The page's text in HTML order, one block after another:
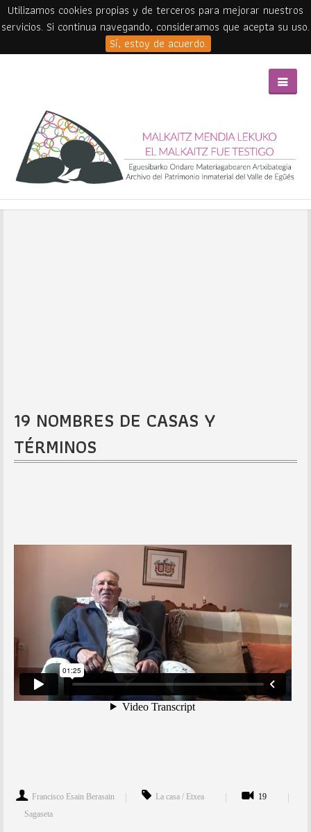
Utilizamos cookies propias y de terceros para mejorar nuestros
servicios. Si continua navegando, consideramos que acepta su uso.
Sí, estoy de acuerdo.
19 NOMBRES DE CASAS Y
TÉRMINOS
Francisco Esain Berasain La casa / Etxea
19
Sagaseta